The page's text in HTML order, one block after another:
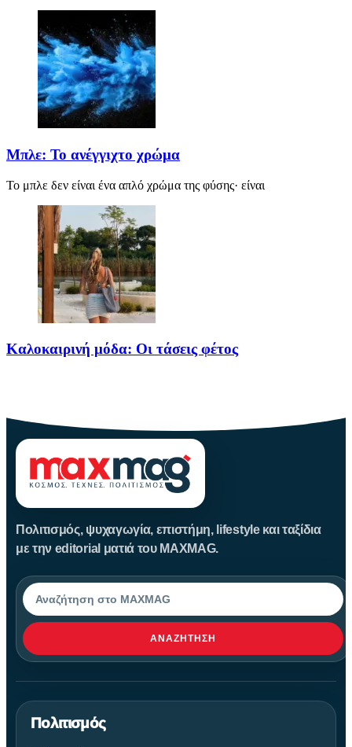
Μπλε: Το ανέγγιχτο χρώμα
Το μπλε δεν είναι ένα απλό χρώμα της φύσης· είναι
Καλοκαιρινή μόδα: Οι τάσεις φέτος
Πολιτισμός, ψυχαγωγία, επιστήμη, lifestyle και ταξίδια
με την editorial ματιά του MAXMAG.
Αναζήτηση
ΑΝΑΖΉΤΗΣΗ
Πολιτισμός